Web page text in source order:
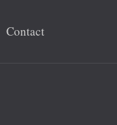
Contact